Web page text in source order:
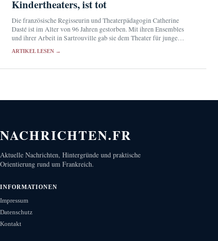
Kindertheaters, ist tot
Die französische Regisseurin und Theaterpädagogin Catherine
Dasté ist im Alter von 96 Jahren gestorben. Mit ihren Ensembles
und ihrer Arbeit in Sartrouville gab sie dem Theater für junge
ARTIKEL LESEN →
NACHRICHTEN.FR
Aktuelle Nachrichten, Hintergründe und praktische
Orientierung rund um Frankreich.
INFORMATIONEN
Impressum
Datenschutz
Kontakt